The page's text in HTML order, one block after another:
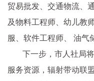
贸易批发、交通物流、
及物料工程师、幼儿教
服、软件工程师、 油气
下一步，市人社局
服务资源，辐射带动联